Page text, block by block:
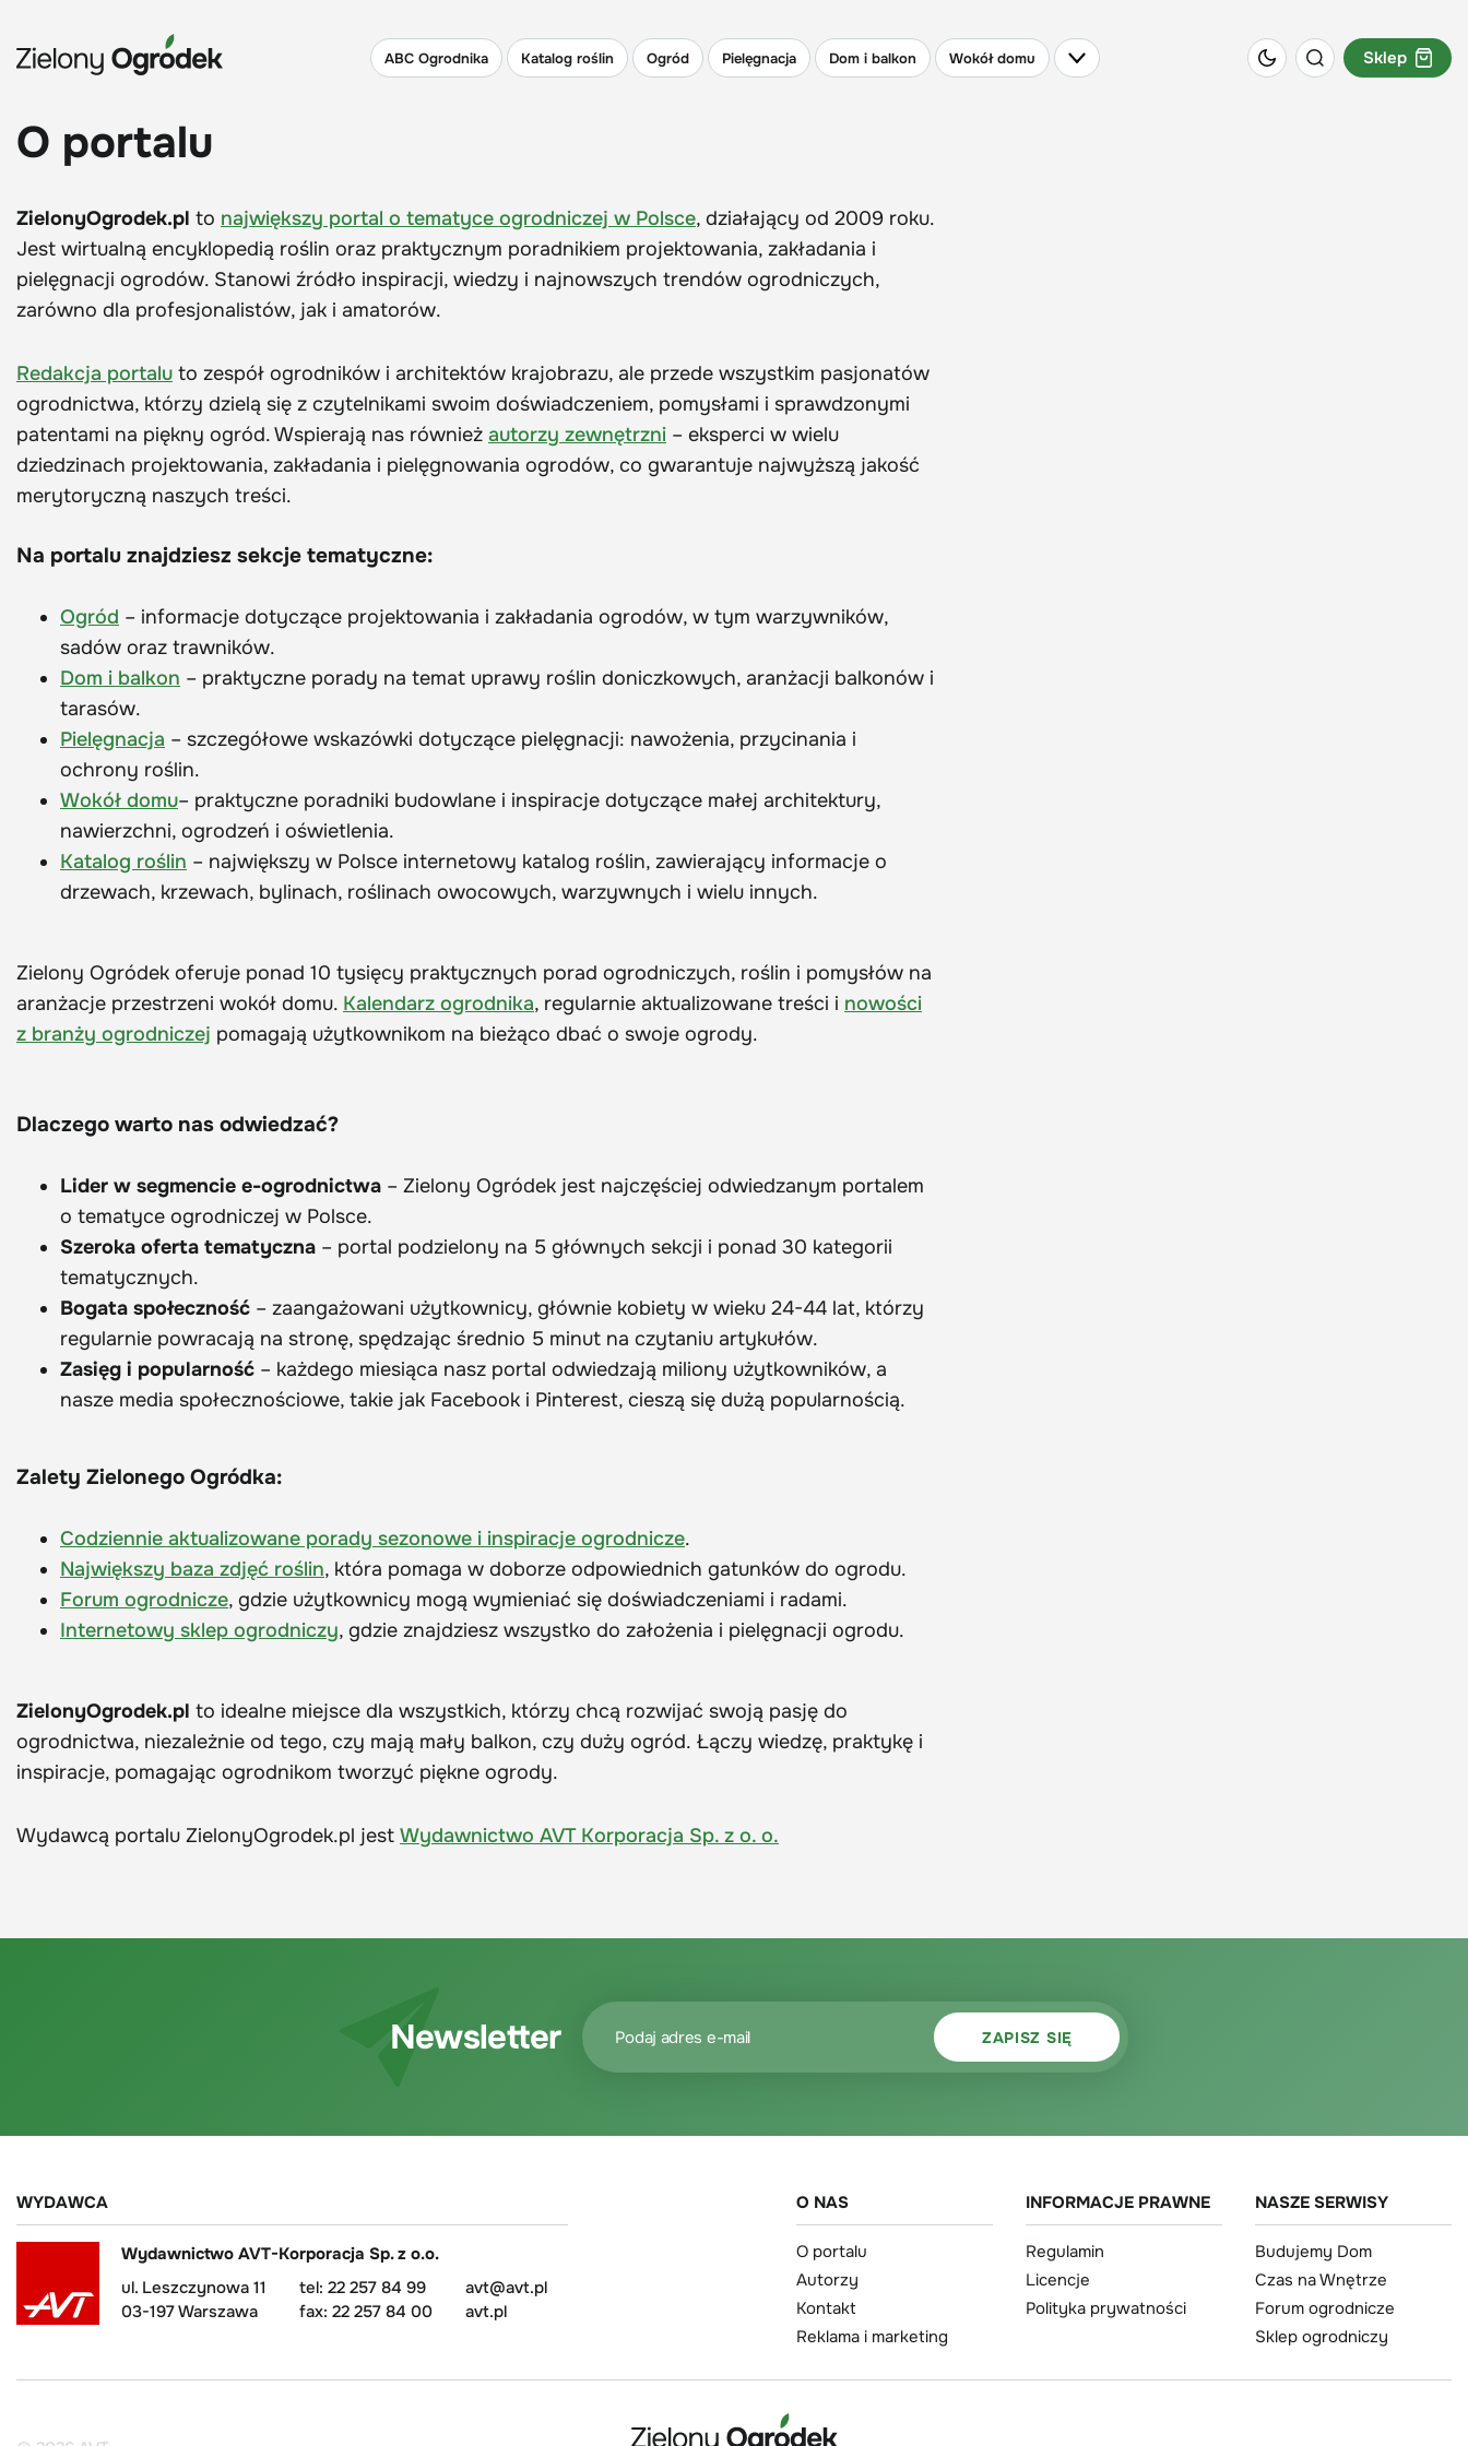
ABC Ogrodnika Katalog roślin Ogród Pielęgnacja Dom i balkon Wokół domu Sklep
O portalu
ZielonyOgrodek.pl to największy portal o tematyce ogrodniczej w Polsce, działający od 2009 roku.
Jest wirtualną encyklopedią roślin oraz praktycznym poradnikiem projektowania, zakładania i
pielęgnacji ogrodów. Stanowi źródło inspiracji, wiedzy i najnowszych trendów ogrodniczych,
zarówno dla profesjonalistów, jak i amatorów.
Redakcja portalu to zespół ogrodników i architektów krajobrazu, ale przede wszystkim pasjonatów
ogrodnictwa, którzy dzielą się z czytelnikami swoim doświadczeniem, pomysłami i sprawdzonymi
patentami na piękny ogród. Wspierają nas również autorzy zewnętrzni – eksperci w wielu
dziedzinach projektowania, zakładania i pielęgnowania ogrodów, co gwarantuje najwyższą jakość
merytoryczną naszych treści.
Na portalu znajdziesz sekcje tematyczne:
Ogród – informacje dotyczące projektowania i zakładania ogrodów, w tym warzywników,
sadów oraz trawników.
Dom i balkon – praktyczne porady na temat uprawy roślin doniczkowych, aranżacji balkonów i
tarasów.
Pielęgnacja – szczegółowe wskazówki dotyczące pielęgnacji: nawożenia, przycinania i
ochrony roślin.
Wokół domu– praktyczne poradniki budowlane i inspiracje dotyczące małej architektury,
nawierzchni, ogrodzeń i oświetlenia.
Katalog roślin – największy w Polsce internetowy katalog roślin, zawierający informacje o
drzewach, krzewach, bylinach, roślinach owocowych, warzywnych i wielu innych.
Zielony Ogródek oferuje ponad 10 tysięcy praktycznych porad ogrodniczych, roślin i pomysłów na
aranżacje przestrzeni wokół domu. Kalendarz ogrodnika, regularnie aktualizowane treści i nowości
z branży ogrodniczej pomagają użytkownikom na bieżąco dbać o swoje ogrody.
Dlaczego warto nas odwiedzać?
Lider w segmencie e-ogrodnictwa – Zielony Ogródek jest najczęściej odwiedzanym portalem
o tematyce ogrodniczej w Polsce.
Szeroka oferta tematyczna – portal podzielony na 5 głównych sekcji i ponad 30 kategorii
tematycznych.
Bogata społeczność – zaangażowani użytkownicy, głównie kobiety w wieku 24-44 lat, którzy
regularnie powracają na stronę, spędzając średnio 5 minut na czytaniu artykułów.
Zasięg i popularność – każdego miesiąca nasz portal odwiedzają miliony użytkowników, a
nasze media społecznościowe, takie jak Facebook i Pinterest, cieszą się dużą popularnością.
Zalety Zielonego Ogródka:
Codziennie aktualizowane porady sezonowe i inspiracje ogrodnicze.
Największy baza zdjęć roślin, która pomaga w doborze odpowiednich gatunków do ogrodu.
Forum ogrodnicze, gdzie użytkownicy mogą wymieniać się doświadczeniami i radami.
Internetowy sklep ogrodniczy, gdzie znajdziesz wszystko do założenia i pielęgnacji ogrodu.
ZielonyOgrodek.pl to idealne miejsce dla wszystkich, którzy chcą rozwijać swoją pasję do
ogrodnictwa, niezależnie od tego, czy mają mały balkon, czy duży ogród. Łączy wiedzę, praktykę i
inspiracje, pomagając ogrodnikom tworzyć piękne ogrody​.
Wydawcą portalu ZielonyOgrodek.pl jest Wydawnictwo AVT Korporacja Sp. z o. o.
Newsletter
WYDAWCA
Wydawnictwo AVT-Korporacja Sp. z o.o.
ul. Leszczynowa 11
03-197 Warszawa
tel: 22 257 84 99
fax: 22 257 84 00
avt@avt.pl
avt.pl
O NAS
O portalu
Autorzy
Kontakt
Reklama i marketing
INFORMACJE PRAWNE
Regulamin
Licencje
Polityka prywatności
NASZE SERWISY
Budujemy Dom
Czas na Wnętrze
Forum ogrodnicze
Sklep ogrodniczy